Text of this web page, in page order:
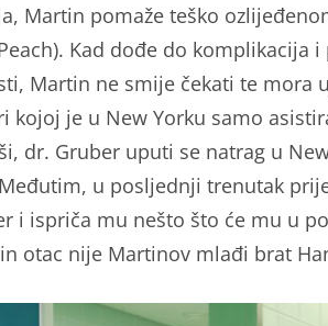
Martin pomaže teško
Kad dođe do komplikacija
Martin ne smije čekati te mora
kojoj je u New Yorku samo
dr. Gruber uputi se natrag u
u posljednji trenutak
i ispriča mu nešto što će mu u
otac nije Martinov mlađi brat